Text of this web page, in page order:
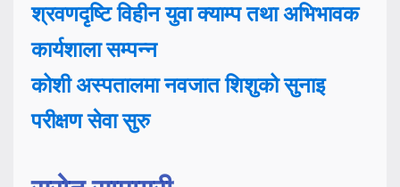
श्रवणदृष्टि विहीन युवा क्याम्प तथा अभिभावक
कार्यशाला सम्पन्न
कोशी अस्पतालमा नवजात शिशुको सुनाइ
परीक्षण सेवा सुरु